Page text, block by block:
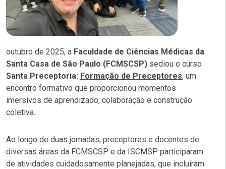
outubro de 2025, a Faculdade de Ciências Médicas da
Santa Casa de São Paulo (FCMSCSP) sediou o curso
Santa Preceptoria: Formação de Preceptores, um
encontro formativo que proporcionou momentos
imersivos de aprendizado, colaboração e construção
coletiva.
Ao longo de duas jornadas, preceptores e docentes de
diversas áreas da FCMSCSP e da ISCMSP participaram
de atividades cuidadosamente planejadas, que incluíram